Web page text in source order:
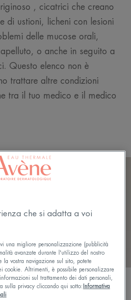
, cicatrici che creano
di ustioni, licheni con lesioni
delle mucose orali,
o anche in seguito a
Questo elenco non è
trattare altre condizioni
tra il tuo medico e il medico
che si adatta a voi
una migliore personalizzazione (pubblicità
avanzate durante l'utilizzo del nostro
la vostra navigazione sul sito, potete
cookie. Altrimenti, è possibile personalizzare
sul trattamento dei dati personali,
sulla privacy cliccando qui sotto: Informativa